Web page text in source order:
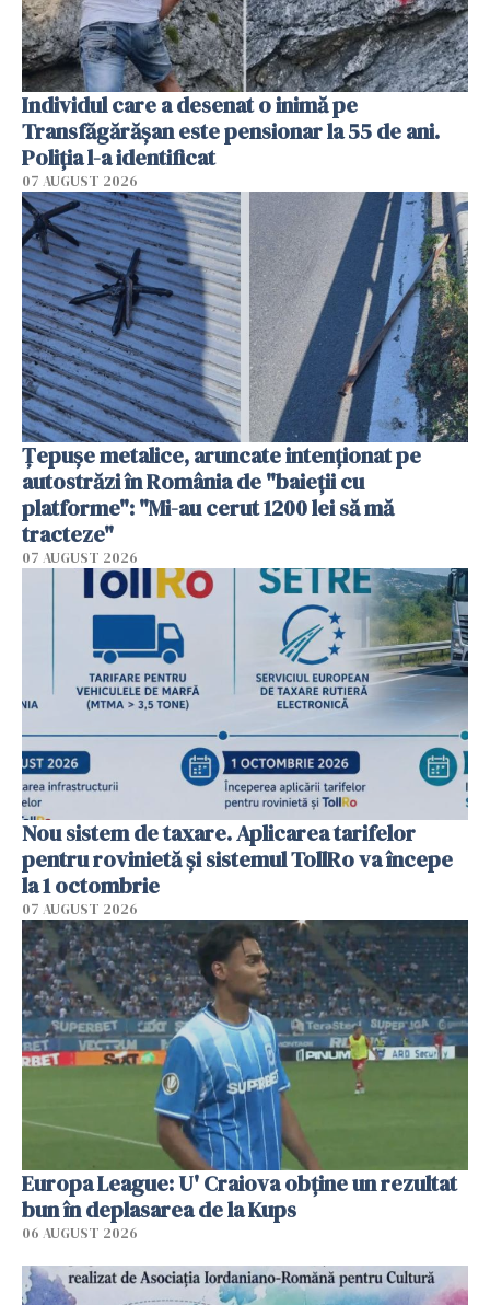
Individul care a desenat o inimă pe
Transfăgărășan este pensionar la 55 de ani.
Poliția l-a identificat
07 AUGUST 2026
Țepușe metalice, aruncate intenționat pe
autostrăzi în România de "baieții cu
platforme": "Mi-au cerut 1200 lei să mă
tracteze"
07 AUGUST 2026
Nou sistem de taxare. Aplicarea tarifelor
pentru rovinietă şi sistemul TollRo va începe
la 1 octombrie
07 AUGUST 2026
Europa League: U' Craiova obține un rezultat
bun în deplasarea de la Kups
06 AUGUST 2026